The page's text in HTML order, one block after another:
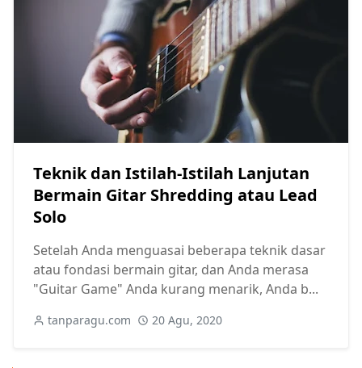
Teknik dan Istilah-Istilah Lanjutan
Bermain Gitar Shredding atau Lead
Solo
Setelah Anda menguasai beberapa teknik dasar
atau fondasi bermain gitar, dan Anda merasa
"Guitar Game" Anda kurang menarik, Anda b...
tanparagu.com 20 Agu, 2020